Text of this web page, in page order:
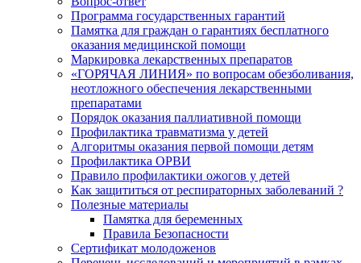
Программа государственных гарантий
Памятка для граждан о гарантиях бесплатного
оказания медицинской помощи
Маркировка лекарственных препаратов
«ГОРЯЧАЯ ЛИНИЯ» по вопросам обезболивания,
неотложного обеспечения лекарственными
препаратами
Порядок оказания паллиативной помощи
Профилактика травматизма у детей
Алгоритмы оказания первой помощи детям
Профилактика ОРВИ
Правило профилактики ожогов у детей
Как защититься от респираторных заболеваний ?
Полезные материалы
Памятка для беременных
Правила Безопасности
Сертификат молодоженов